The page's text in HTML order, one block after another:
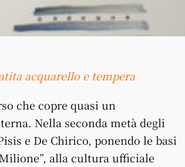
acquarello e tempera
che copre quasi un
Nella seconda metà degli
e De Chirico, ponendo le basi
alla cultura ufficiale